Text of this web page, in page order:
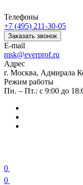
Телефоны
+7 (495) 211-30-05
Заказать звонок
E-mail
msk@everprof.ru
Адрес
г. Москва, Адмирала
Режим работы
Пн. – Пт.: с 9:00 до
0
0